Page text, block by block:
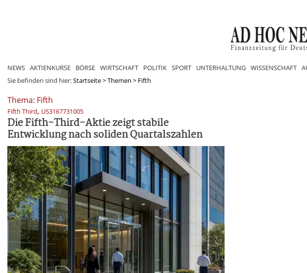
NEWS AKTIENKURSE BÖRSE WIRTSCHAFT POLITIK SPORT UNTERHALTUNG WISSENSCHAFT
Sie befinden sind hier:Startseite>Themen > Fifth
Thema: Fifth
Fifth Third, US3167731005
Die Fifth-Third-Aktie zeigt stabile
Entwicklung nach soliden Quartalszahlen